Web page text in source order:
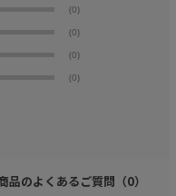
(0)
(0)
(0)
(0)
品のよくあるご質問 （0）